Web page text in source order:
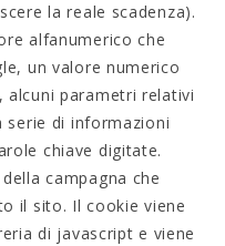
la reale scadenza).
alfanumerico che
un valore numerico
alcuni parametri relativi
serie di informazioni
chiave digitate.
campagna che
il sito. Il cookie viene
di javascript e viene